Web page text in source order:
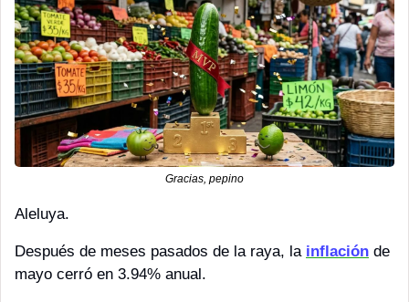
Gracias, pepino
Aleluya.
Después de meses pasados de la raya, la inflación de
mayo cerró en 3.94% anual.